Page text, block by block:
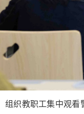
组织教职工集中观